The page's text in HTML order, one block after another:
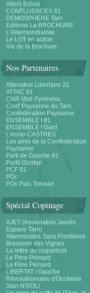
Alters Echos
CONFLUENCES 81
DEMOSPHERE Tarn
Editions La BROCHURE
L'Altermondialiste
Le LOT en action
Vie de la Brochure
Nos Partenaires
Altenative Libertaire 31
ATTAC 81
CNR Midi Pyrénées
Conf' Paysanne du Tarn
Confédération Paysanne
ENSEMBLE ! 81
ENSEMBLE ! Gard
L'écolo CASTRES
Les amis de la Confédération
Paysanne
Parti de Gauche 81
Partit Occitan
PCF 81
POc
POc Pais Tolosan
Spécial Copinage
AJET (Association Jaurès
Espace Tarn)
Altermondes Sans Frontières
Brasserie des Vignes
La lettre du coquelicot
Le Père Peinard
Le Père Peinard
LIBERTAT ! Gauche
Révolutionnaire d'Occitanie
Stan N'DOLI